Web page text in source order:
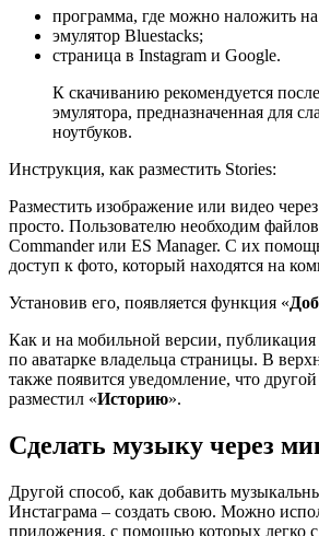
программа, где можно наложить
эмулятор Bluestacks;
страница в Instagram и Google.
К скачиванию рекомендуется
эмулятора, предназначенная для
ноутбуков.
Инструкция, как разместить Stories:
Разместить изображение или видео
просто. Пользователю необходим
Commander или ES Manager. С их
доступ к фото, который находятся на
Установив его, появляется функция «
Как и на мобильной версии, публикация
по аватарке владельца страницы. В
также появится уведомление, что другой
разместил «Историю».
Сделать музыку через
Другой способ, как добавить
Инстаграма – создать свою. Можно
приложения, с помощью которых легко